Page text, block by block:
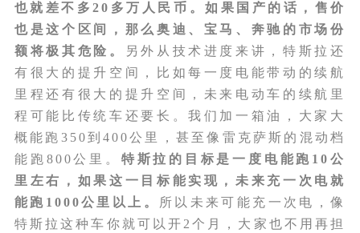
也就差不多20多万人民币。如果国产的话，售价
也是这个区间，那么奥迪、宝马、奔驰的市场份
额将极其危险。
另外从技术进度来讲，特斯拉还
有很大的提升空间，比如每一度电能带动的续航
里程还有很大的提升空间，未来电动车的续航里
程可能比传统车还要长。我们加一箱油，大家大
概能跑350到400公里，甚至像雷克萨斯的混动档
能跑800公里。 特斯拉的目标是一度电能跑10公
里左右，如果这一目标能实现，未来充一次电就
能跑1000公里以上。
所以未来可能充一次电，像
特斯拉这种车你就可以开2个月，大家也不用再担